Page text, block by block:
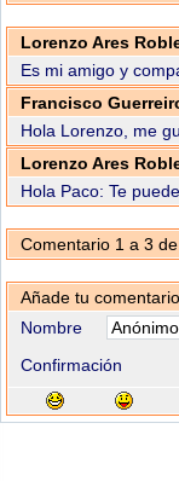
Lorenzo Ares
Es mi amigo y
Francisco
Hola Lorenzo, me
Lorenzo Ares
Hola Paco: Te
Comentario 1 a 3
Añade tu comentario
Nombre
Confirmación